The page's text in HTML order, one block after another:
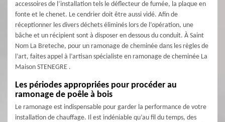
accessoires de l’installation tels le déflecteur de fumée, la plaque en
fonte et le chenet. Le cendrier doit être aussi vidé. Afin de
réceptionner les divers déchets éliminés lors de l’opération, une
bâche et un récipient sont à disposer en dessous du conduit. À Saint
Nom La Breteche, pour un ramonage de cheminée dans les règles de
l’art, faites appel à l’artisan spécialiste en ramonage de cheminée La
Maison STENEGRE .
Les périodes appropriées pour procéder au
ramonage de poêle à bois
Le ramonage est indispensable pour garder la performance de votre
installation de chauffage. Il est indéniable qu’au fil du temps, des